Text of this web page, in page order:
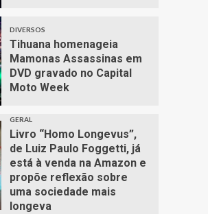
DIVERSOS
Tihuana homenageia
Mamonas Assassinas em
DVD gravado no Capital
Moto Week
GERAL
Livro “Homo Longevus”,
de Luiz Paulo Foggetti, já
está à venda na Amazon e
propõe reflexão sobre
uma sociedade mais
longeva